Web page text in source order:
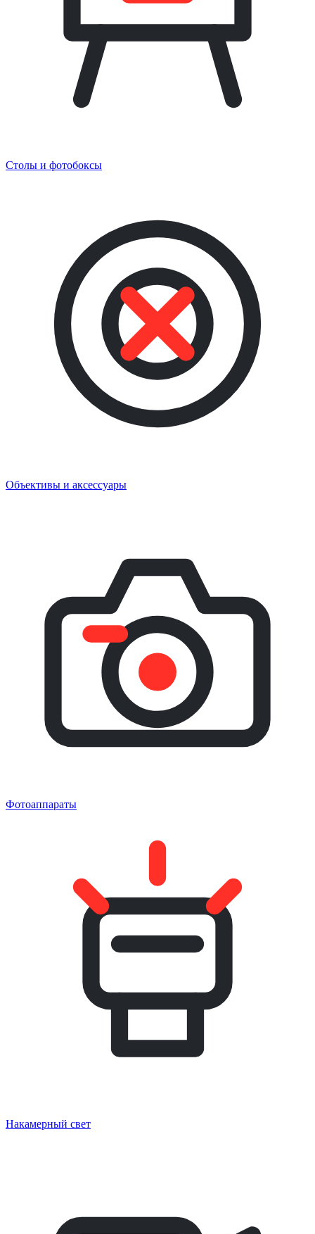
Столы и фотобоксы
Объективы и аксессуары
Фотоаппараты
Накамерный свет